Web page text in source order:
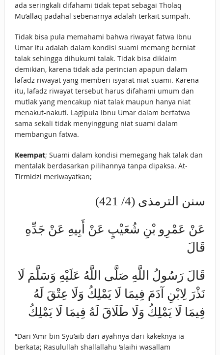
ada seringkali difahami tidak tepat sebagai Tholaq
Mu’allaq padahal sebenarnya adalah terkait sumpah.
Tidak bisa pula memahami bahwa riwayat fatwa Ibnu
Umar itu adalah dalam kondisi suami memang berniat
talak sehingga dihukumi talak. Tidak bisa diklaim
demikian, karena tidak ada perincian apapun dalam
lafadz riwayat yang memberi isyarat niat suami. Karena
itu, lafadz riwayat tersebut harus difahami umum dan
mutlak yang mencakup niat talak maupun hanya niat
menakut-nakuti. Lagipula Ibnu Umar dalam berfatwa
sama sekali tidak menyinggung niat suami dalam
membangun fatwa.
Keempat; Suami dalam kondisi memegang hak talak dan
mentalak berdasarkan pilihannya tanpa dipaksa. At-
Tirmidzi meriwayatkan;
سنن الترمذى (4/ 421)
عَنْ عَمْرِو بْنِ شُعَيْبٍ عَنْ أَبِيهِ عَنْ جَدِّهِ
قَالَ
قَالَ رَسُولُ اللَّهِ صَلَّى اللَّهُ عَلَيْهِ وَسَلَّمَ لَا
نَذْرَ لِابْنِ آدَمَ فِيمَا لَا يَمْلِكُ وَلَا عِتْقَ لَهُ
فِيمَا لَا يَمْلِكُ وَلَا طَلَاقَ لَهُ فِيمَا لَا يَمْلِكُ
“Dari ‘Amr bin Syu’aib dari ayahnya dari kakeknya ia
berkata; Rasulullah shallallahu ‘alaihi wasallam